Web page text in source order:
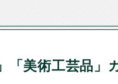
「美術工芸品」